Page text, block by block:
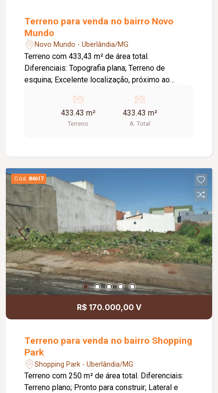
Terreno para venda no bairro Novo
Mundo
Novo Mundo - Uberlândia/MG
Terreno com 433,43 m² de área total.
Diferenciais: Topografia plana; Terreno de
esquina; Excelente localização, próximo ao
oportunidade para investimento.
433.43 m²
Terreno
433.43 m²
A. Total
Cód. 84617
R$ 170.000,00 V
Terreno para venda no bairro Shopping
Park
Shopping Park - Uberlândia/MG
Terreno com 250 m² de área total. Diferenciais:
Terreno plano; Pronto para construir; Lateral e